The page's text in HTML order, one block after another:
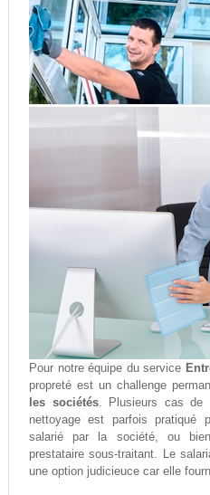
Pour notre équipe du service
propreté est un challenge
les sociétés. Plusieurs cas de
nettoyage est parfois pratiqué
salarié par la société, ou
prestataire sous-traitant. Le
une option judicieuce car elle